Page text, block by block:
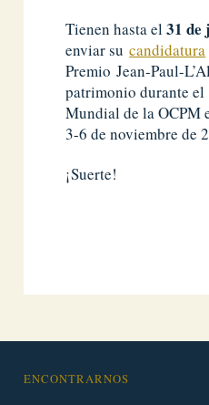
Tienen hasta el31 de
enviar sucandidatura
Premio Jean-Paul-
patrimonio durante el
Mundial de la OCPM
3-6 de noviembre de
¡Suerte!
ENCONTRARNOS